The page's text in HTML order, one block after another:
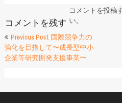
コメントを残す
コメントを投稿
い。
投
稿
Previous Post: 国際競争力の
強化を目指して〜成長型中小
企業等研究開発支援事業〜